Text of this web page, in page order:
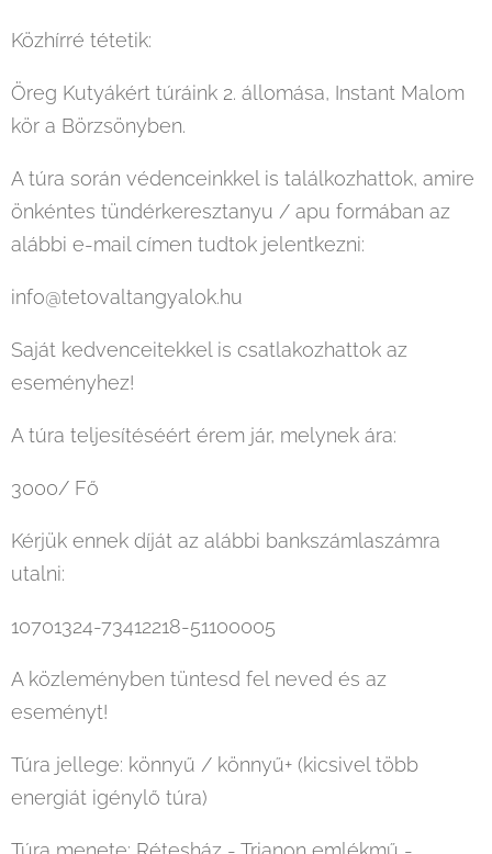
Közhírré tétetik:
Öreg Kutyákért túráink 2. állomása, Instant Malom
kör a Börzsönyben.
A túra során védenceinkkel is találkozhattok, amire
önkéntes tündérkeresztanyu / apu formában az
alábbi e-mail címen tudtok jelentkezni:
info@tetovaltangyalok.hu
Saját kedvenceitekkel is csatlakozhattok az
eseményhez!
A túra teljesítéséért érem jár, melynek ára:
3000/ Fő
Kérjük ennek díját az alábbi bankszámlaszámra
utalni:
10701324-73412218-51100005
A közleményben tüntesd fel neved és az
eseményt!
Túra jellege: könnyű / könnyű+ (kicsivel több
energiát igénylő túra)